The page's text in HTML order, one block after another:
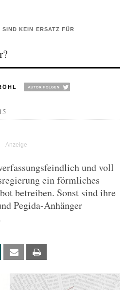
KEIN ERSATZ FÜR
und voll
ein förmliches
betreiben. Sonst sind ihre
Pegida-Anhänger
Xing Email